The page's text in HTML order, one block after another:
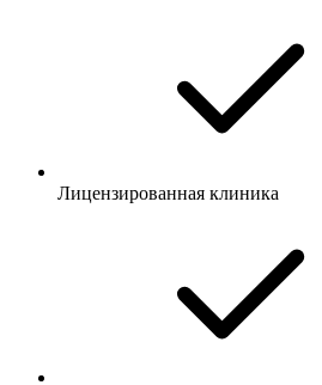
Лицензированная клиника